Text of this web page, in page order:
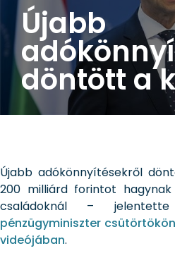
Újabb
döntött a
Újabb adókönnyítésekről
200 milliárd forintot
családoknál –
pénzügyminiszter
videójában.